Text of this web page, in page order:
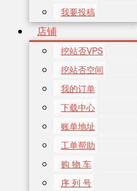
我要投稿
店铺
挖站否VPS
挖站否空间
我的订单
下载中心
账单地址
工单帮助
购 物 车
序 列 号